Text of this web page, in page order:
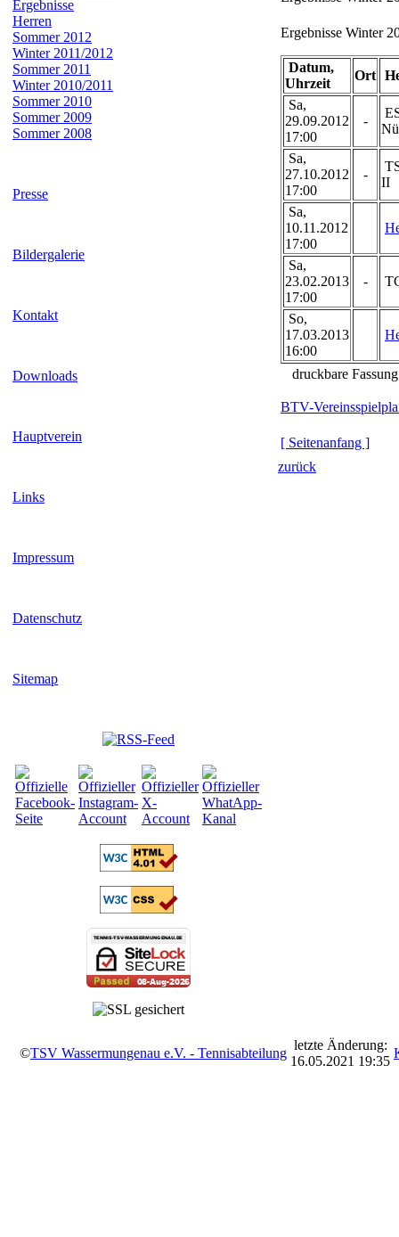
Ergebnisse
Herren
Sommer 2012
Winter 2011/2012
Sommer 2011
Winter 2010/2011
Sommer 2010
Sommer 2009
Sommer 2008
Presse
Bildergalerie
Kontakt
Downloads
Hauptverein
Links
Impressum
Datenschutz
Sitemap
Ergebnisse Winter
Datum,
Uhrzeit
Ort
Sa,
29.09.2012
17:00
-
Sa,
27.10.2012
17:00
-
II
Sa,
10.11.2012
17:00
Sa,
23.02.2013
17:00
-
So,
17.03.2013
16:00
druckbare
BTV-
[ Seitenanfang ]
zurück
©TSV Wassermungenau e.V. - Tennisabteilung
letzte Änderung:
16.05.2021 19:35